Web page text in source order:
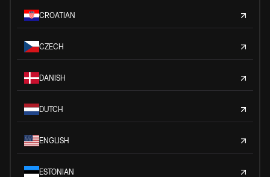
CROATIAN
CZECH
DANISH
DUTCH
ENGLISH
ESTONIAN